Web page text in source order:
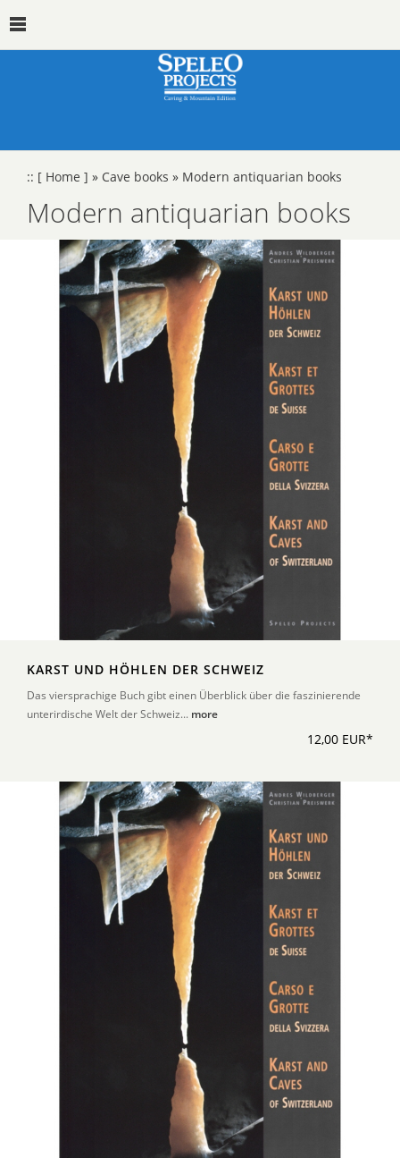
:: [ Home ] » Cave books » Modern antiquarian books
Modern antiquarian books
KARST UND HÖHLEN DER SCHWEIZ
Das viersprachige Buch gibt einen Überblick über die faszinierende
unterirdische Welt der Schweiz... more
12,00 EUR*